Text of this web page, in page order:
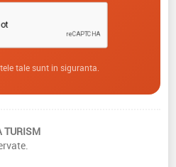
tale sunt in siguranta.